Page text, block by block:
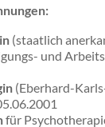
(staatlich
und
(Eberhard-
für